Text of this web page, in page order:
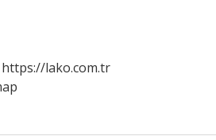
https://lako.com.tr